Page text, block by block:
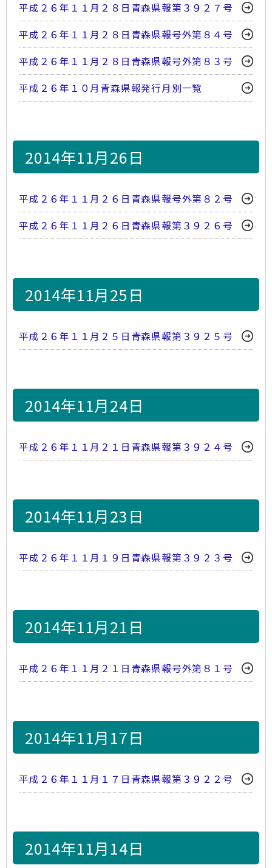
平成２６年１１月２８日青森県報第３９２７号
平成２６年１１月２８日青森県報号外第８４号
平成２６年１１月２８日青森県報号外第８３号
平成２６年１０月青森県報発行月別一覧
2014年11月26日
平成２６年１１月２６日青森県報号外第８２号
平成２６年１１月２６日青森県報第３９２６号
2014年11月25日
平成２６年１１月２５日青森県報第３９２５号
2014年11月24日
平成２６年１１月２１日青森県報第３９２４号
2014年11月23日
平成２６年１１月１９日青森県報第３９２３号
2014年11月21日
平成２６年１１月２１日青森県報号外第８１号
2014年11月17日
平成２６年１１月１７日青森県報第３９２２号
2014年11月14日